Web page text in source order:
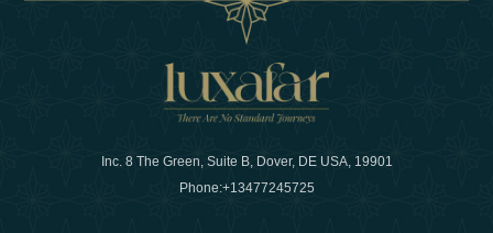
Inc. 8 The Green, Suite B, Dover, DE USA, 19901
Phone:+13477245725